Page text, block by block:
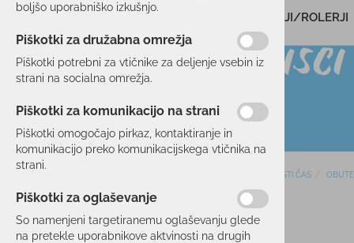
DARILNI BONI SKIROJI/ROLERJI
TEK/TRENING
PROSTI ČAS
60 %
boljšo uporabniško izkušnjo.
Piškotki za družabna omrežja
Piškotki potrebni za vtičnike za deljenje vsebin iz
strani na socialna omrežja.
Piškotki za komunikacijo na strani
Piškotki omogočajo pirkaz, kontaktiranje in
komunikacijo preko komunikacijskega vtičnika na
strani.
Piškotki za oglaševanje
So namenjeni targetiranemu oglaševanju glede
na pretekle uporabnikove aktvinosti na drugih